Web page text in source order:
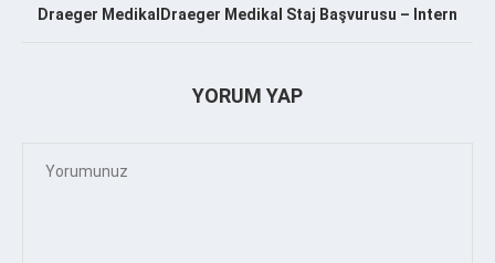
Draeger MedikalDraeger Medikal Staj Başvurusu – Intern
YORUM YAP